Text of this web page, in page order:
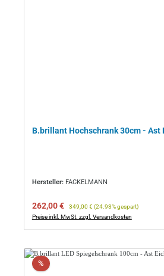
B.brillant Hochschrank 30cm - Ast
Hersteller: FACKELMANN
Verkaufspreis:
262,00 € Regulärer Preis:
349,00 € (24.93% gespart)
Preise inkl. MwSt. zzgl. Versandkosten
%Rabatt